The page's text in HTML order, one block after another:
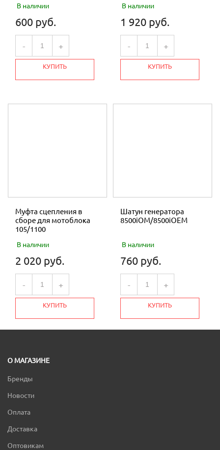
В наличии
600 руб.
- +
КУПИТЬ
В наличии
1 920 руб.
- +
КУПИТЬ
Муфта сцепления в
сборе для мотоблока
105/1100
В наличии
2 020 руб.
- +
КУПИТЬ
Шатун генератора
8500iOM/8500iOEM
В наличии
760 руб.
- +
КУПИТЬ
О МАГАЗИНЕ
Бренды
Новости
Оплата
Доставка
Оптовикам